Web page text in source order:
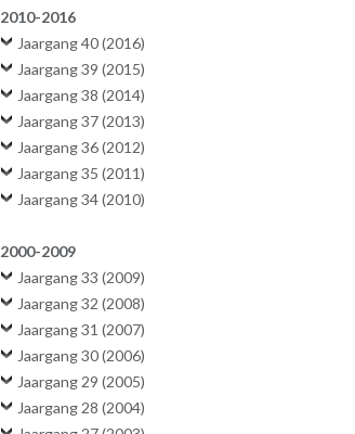
2010-2016
Jaargang 40 (2016)
Jaargang 39 (2015)
Jaargang 38 (2014)
Jaargang 37 (2013)
Jaargang 36 (2012)
Jaargang 35 (2011)
Jaargang 34 (2010)
2000-2009
Jaargang 33 (2009)
Jaargang 32 (2008)
Jaargang 31 (2007)
Jaargang 30 (2006)
Jaargang 29 (2005)
Jaargang 28 (2004)